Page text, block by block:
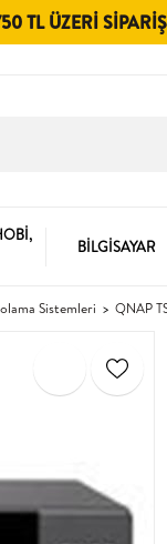
TL ÜZERI
BİLGİSAYAR
Sistemleri QNAP